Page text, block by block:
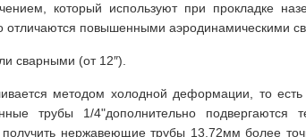
который используют при прокладке
повышенными аэродинамическими
сварными (от 12″).
методом холодной деформации, то есть
трубы 1/4"дополнительно подвергаются
нержавеющие трубы 13,72мм более